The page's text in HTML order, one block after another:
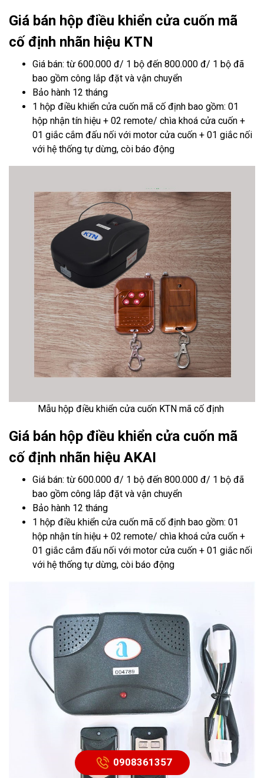
Giá bán hộp điều khiển cửa cuốn mã
cố định nhãn hiệu KTN
Giá bán: từ 600.000 đ/ 1 bộ đến 800.000 đ/ 1 bộ đã
bao gồm công lắp đặt và vận chuyển
Bảo hành 12 tháng
1 hộp điều khiển cửa cuốn mã cố định bao gồm: 01
hộp nhận tín hiệu + 02 remote/ chìa khoá cửa cuốn +
01 giắc cắm đấu nối với motor cửa cuốn + 01 giắc nối
với hệ thống tự dừng, còi báo động
Mẫu hộp điều khiển cửa cuốn KTN mã cố định
Giá bán hộp điều khiển cửa cuốn mã
cố định nhãn hiệu AKAI
Giá bán: từ 600.000 đ/ 1 bộ đến 800.000 đ/ 1 bộ đã
bao gồm công lắp đặt và vận chuyển
Bảo hành 12 tháng
1 hộp điều khiển cửa cuốn mã cố định bao gồm: 01
hộp nhận tín hiệu + 02 remote/ chìa khoá cửa cuốn +
01 giắc cắm đấu nối với motor cửa cuốn + 01 giắc nối
với hệ thống tự dừng, còi báo động
0908361357